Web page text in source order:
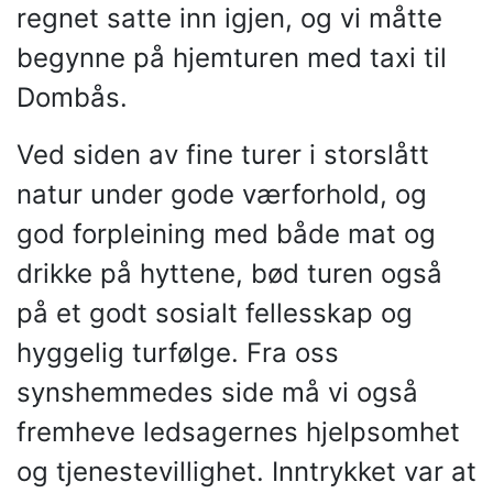
regnet satte inn igjen, og vi måtte
begynne på hjemturen med taxi til
Dombås.
Ved siden av fine turer i storslått
natur under gode værforhold, og
god forpleining med både mat og
drikke på hyttene, bød turen også
på et godt sosialt fellesskap og
hyggelig turfølge. Fra oss
synshemmedes side må vi også
fremheve ledsagernes hjelpsomhet
og tjenestevillighet. Inntrykket var at